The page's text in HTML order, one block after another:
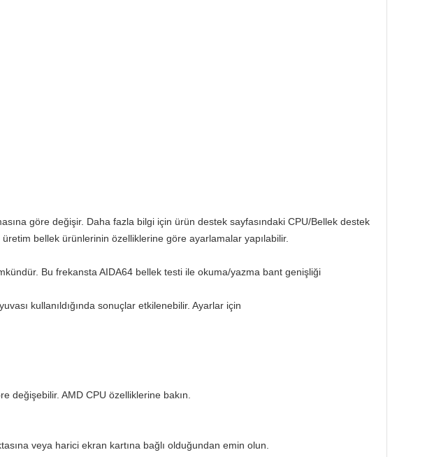
göre değişir. Daha fazla bilgi için ürün destek sayfasındaki CPU/Bellek destek
bellek ürünlerinin özelliklerine göre ayarlamalar yapılabilir.
Bu frekansta AIDA64 bellek testi ile okuma/yazma bant genişliği
kullanıldığında sonuçlar etkilenebilir. Ayarlar için
değişebilir. AMD CPU özelliklerine bakın.
veya harici ekran kartına bağlı olduğundan emin olun.